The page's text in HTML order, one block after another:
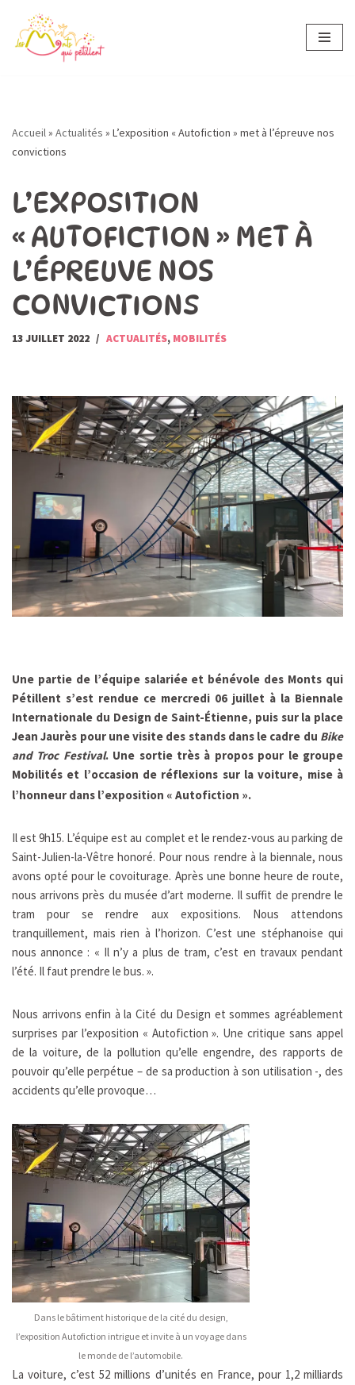
Aller
Accueil» Actualités » L’exposition « Autofiction » met à l’épreuve nos
convictions
L’EXPOSITION
« AUTOFICTION » MET À
L’ÉPREUVE NOS
CONVICTIONS
13 JUILLET 2022 ACTUALITÉS, MOBILITÉS
Une partie de l’équipe salariée et bénévole des Monts qui
Pétillent s’est rendue ce mercredi 06 juillet à la Biennale
Internationale du Design de Saint-Étienne, puis sur la place
Jean Jaurès pour une visite des stands dans le cadre du Bike
and Troc Festival. Une sortie très à propos pour le groupe
Mobilités et l’occasion de réflexions sur la voiture, mise à
l’honneur dans l’exposition « Autofiction ».
Il est 9h15. L’équipe est au complet et le rendez-vous au parking de
Saint-Julien-la-Vêtre honoré. Pour nous rendre à la biennale, nous
avons opté pour le covoiturage. Après une bonne heure de route,
nous arrivons près du musée d’art moderne. Il suffit de prendre le
tram pour se rendre aux expositions. Nous attendons
tranquillement, mais rien à l’horizon. C’est une stéphanoise qui
nous annonce : « Il n’y a plus de tram, c’est en travaux pendant
l’été. Il faut prendre le bus. ».
Nous arrivons enfin à la Cité du Design et sommes agréablement
surprises par l’exposition « Autofiction ». Une critique sans appel
de la voiture, de la pollution qu’elle engendre, des rapports de
pouvoir qu’elle perpétue – de sa production à son utilisation -, des
accidents qu’elle provoque…
Dans le bâtiment historique de la cité du design,
l’exposition Autofiction intrigue et invite à un voyage dans
le monde de l’automobile.
La voiture, c’est 52 millions d’unités en France, pour 1,2 milliards